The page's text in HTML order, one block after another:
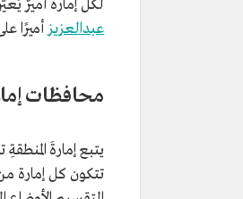
لكل إمارة أميرٌ يُعيَّن بأمر
عبدالعزيز أميرًا
محافظات
تتكون كل إمارة